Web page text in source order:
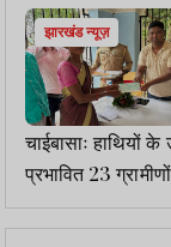
झारखंड न्यूज़
चाईबासाः हाथियों के
प्रभावित 23
26.64 लाख रुपये